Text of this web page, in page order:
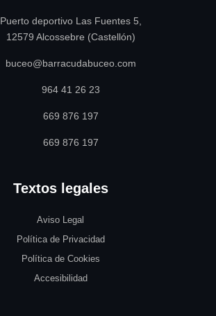
Puerto deportivo Las Fuentes 5,
12579 Alcossebre (Castellón)
buceo@barracudabuceo.com
964 41 26 23
669 876 197
669 876 197
Textos legales
Aviso Legal
Política de Privacidad
Política de Cookies
Accesibilidad